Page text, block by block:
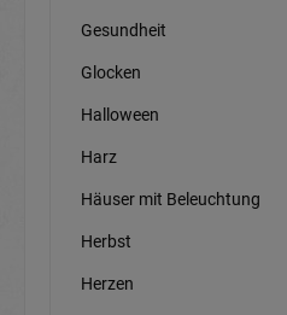
Gesundheit
Glocken
Halloween
Harz
Häuser mit Beleuchtung
Herbst
Herzen